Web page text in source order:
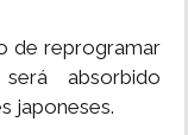
de reprogramar
absorbido
japoneses.